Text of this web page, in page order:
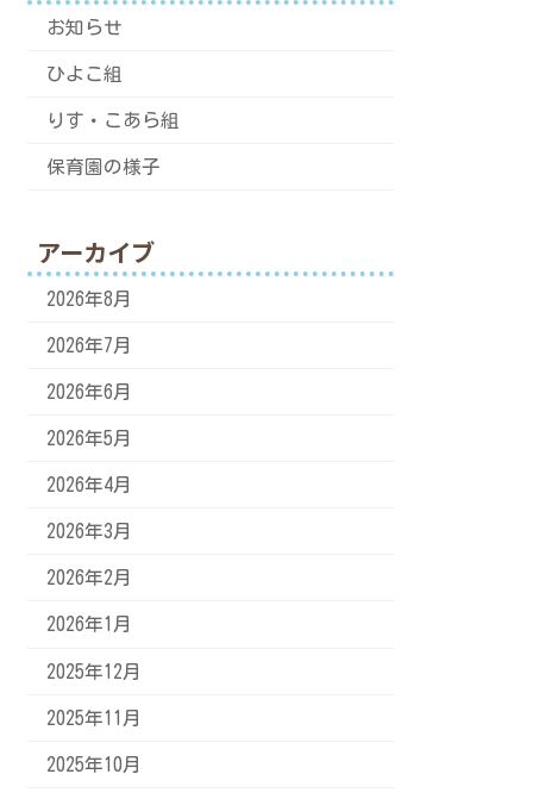
お知らせ
ひよこ組
りす・こあら組
保育園の様子
アーカイブ
2026年8月
2026年7月
2026年6月
2026年5月
2026年4月
2026年3月
2026年2月
2026年1月
2025年12月
2025年11月
2025年10月